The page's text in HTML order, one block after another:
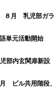
８月 乳児部ガ
単元活動開始
扉新設
ビル共用階段